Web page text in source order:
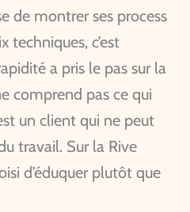
de montrer ses process
techniques, c’est
a pris le pas sur la
comprend pas ce qui
un client qui ne peut
travail. Sur la Rive
d’éduquer plutôt que